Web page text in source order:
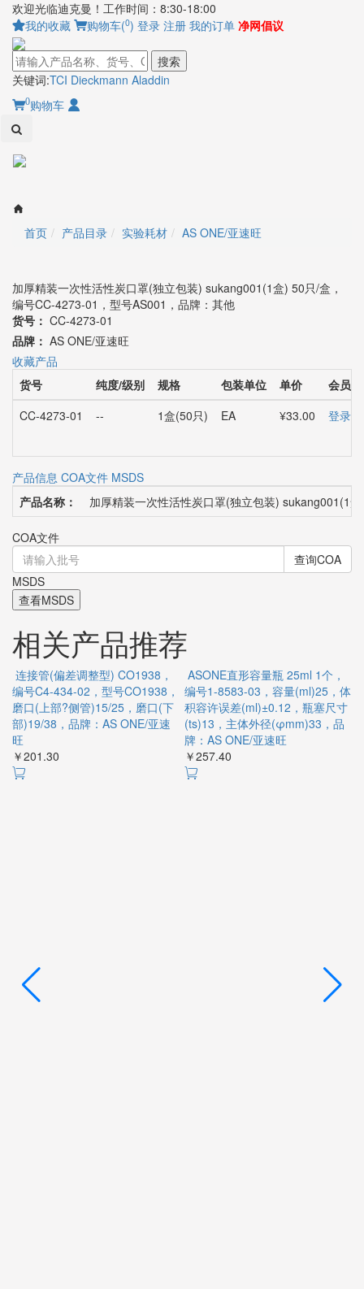
欢迎光临迪克曼！工作时间：8:30-18:00
我的收藏
购物车(0) 登录 注册 我的订单 净网倡议
搜索
关键词:TCI Dieckmann Aladdin
0购物车
首页 产品目录 实验耗材 AS ONE/亚速旺
加厚精装一次性活性炭口罩(独立包装) sukang001(1盒) 50只/盒，
编号CC-4273-01，型号AS001，品牌：其他
货号： CC-4273-01
品牌： AS ONE/亚速旺
收藏产品
货号
纯度/级别 规格 包装单位 单价
会员价
CC-4273-01
-- 1盒(50只) EA ¥33.00 登录
产品信息 COA文件 MSDS
产品名称：
加厚精装一次性活性炭口罩(独立包装) sukang001(1
COA文件
查询COA
MSDS
查看MSDS
相关产品推荐
连接管(偏差调整型) CO1938，
编号C4-434-02，型号CO1938，
磨口(上部?侧管)15/25，磨口(下
部)19/38，品牌：AS ONE/亚速
旺
￥201.30
ASONE直形容量瓶 25ml 1个，
编号1-8583-03，容量(ml)25，体
积容许误差(ml)±0.12，瓶塞尺寸
(ts)13，主体外径(φmm)33，品
牌：AS ONE/亚速旺
￥257.40